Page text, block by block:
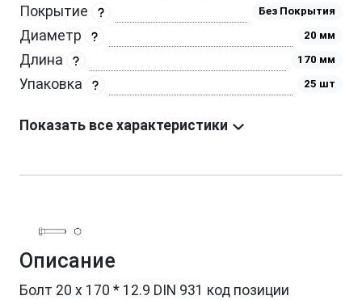
Покрытие Без Покрытия
Диаметр 20 мм
Длина 170 мм
Упаковка 25 шт
Показать все характеристики
Описание
Болт 20 х 170 * 12.9 DIN 931 код позиции